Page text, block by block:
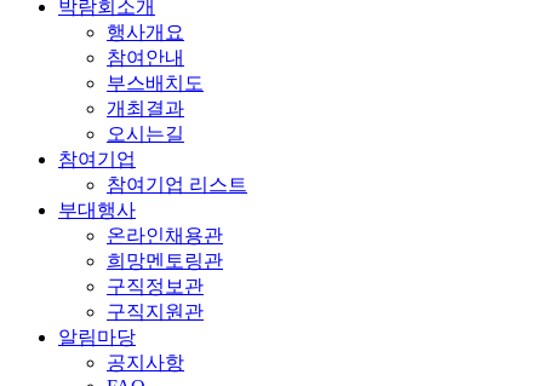
박람회소개
행사개요
참여안내
부스배치도
개최결과
오시는길
참여기업
참여기업 리스트
부대행사
온라인채용관
희망멘토링관
구직정보관
구직지원관
알림마당
공지사항